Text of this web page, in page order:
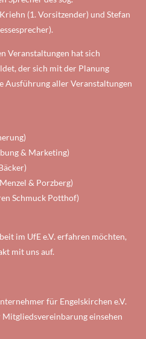
(1. Vorsitzender) und Stefan
Veranstaltungen hat sich
der sich mit der Planung
Ausführung aller Veranstaltungen
& Marketing)
& Porzberg)
Schmuck Potthof)
im UfE e.V. erfahren möchten,
mit uns auf.
für Engelskirchen e.V.
einsehen